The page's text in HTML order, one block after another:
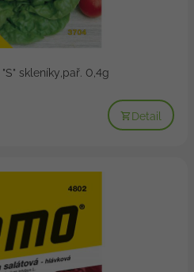
skleníky,pař. 0,4g
Detail